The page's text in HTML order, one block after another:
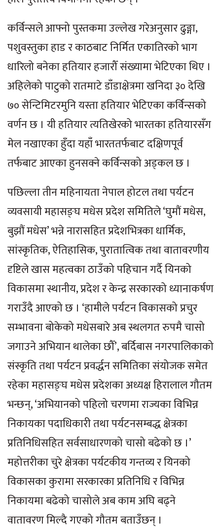
कर्विन्सले आफ्नो पुस्तकमा उल्लेख गरेअनुसार ढुङ्गा,
पशुवस्तुका हाड र काठबाट निर्मित एकातिरको भाग
धारिलो बनेका हतियार हजारौँ संख्यामा भेटिएका थिए ।
अहिलेको पाटुको रातमाटे डाँडाक्षेत्रमा खनिदा ३० देखि
७० सेन्टिमिटरमुनि यस्ता हतियार भेटिएका कर्विन्सको
वर्णन छ । यी हतियार त्यतिखेरको भारतका हतियारसँग
मेल नखाएका हुँदा यहाँ भारततर्फबाट दक्षिणपूर्व
तर्फबाट आएका हुनसक्ने कर्विन्सको अड्कल छ ।
पछिल्ला तीन महिनायता नेपाल होटल तथा पर्यटन
व्यवसायी महासङ्घ मधेस प्रदेश समितिले ‘घुमौं मधेस,
बुझौं मधेस’ भन्ने नारासहित प्रदेशभित्रका धार्मिक,
सांस्कृतिक, ऐतिहासिक, पुरातात्विक तथा वातावरणीय
दृष्टिले खास महत्वका ठाउँको पहिचान गर्दै यिनको
विकासमा स्थानीय, प्रदेश र केन्द्र सरकारको ध्यानाकर्षण
गराउँदै आएको छ । ‘हामीले पर्यटन विकासको प्रचुर
सम्भावना बोकेको मधेसबारे अब स्थलगत रुपमै चासो
जगाउने अभियान थालेका छौँ’, बर्दिबास नगरपालिकाको
संस्कृति तथा पर्यटन प्रवर्द्धन समितिका संयोजक समेत
रहेका महासङ्घ मधेस प्रदेशका अध्यक्ष हिरालाल गौतम
भन्छन्, ‘अभियानको पहिलो चरणमा राज्यका विभिन्न
निकायका पदाधिकारी तथा पर्यटनसम्बद्ध क्षेत्रका
प्रतिनिधिसहित सर्वसाधारणको चासो बढेको छ ।’
महोत्तरीका चुरे क्षेत्रका पर्यटकीय गन्तव्य र यिनको
विकासका कुरामा सरकारका प्रतिनिधि र विभिन्न
निकायमा बढेको चासोले अब काम अघि बढ्ने
वातावरण मिल्दै गएको गौतम बताउँछन् ।